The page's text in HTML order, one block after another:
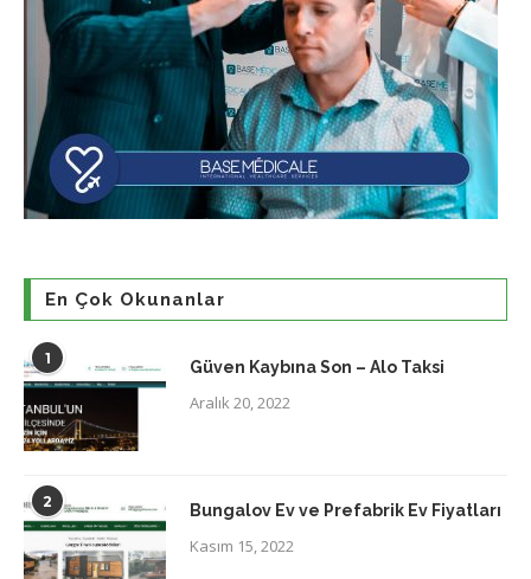
En Çok Okunanlar
1 Güven Kaybına Son – Alo Taksi
Aralık 20, 2022
2 Bungalov Ev ve Prefabrik Ev Fiyatları
Kasım 15, 2022